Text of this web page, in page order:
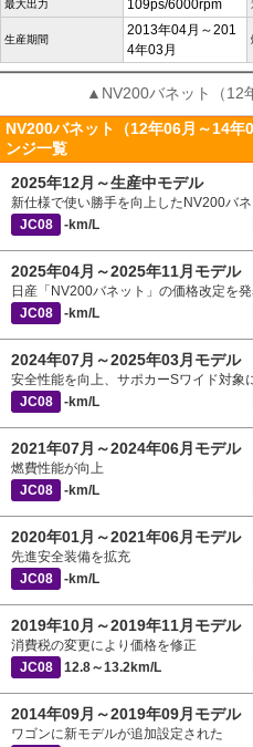
最大出力 109ps/6000rpm
生産期間
2013年04月～201
4年03月
▲NV200バネット（12
NV200バネット（12年06月～14年
ンジ一覧
2025年12月～生産中モデル
新仕様で使い勝手を向上したNV200バネ
JC08
-km/L
2025年04月～2025年11月モデル
日産「NV200バネット」の価格改定を
JC08
-km/L
2024年07月～2025年03月モデル
安全性能を向上、サポカーSワイド対象
JC08
-km/L
2021年07月～2024年06月モデル
燃費性能が向上
JC08
-km/L
2020年01月～2021年06月モデル
先進安全装備を拡充
JC08
-km/L
2019年10月～2019年11月モデル
消費税の変更により価格を修正
JC08
12.8～13.2km/L
2014年09月～2019年09月モデル
ワゴンに新モデルが追加設定された